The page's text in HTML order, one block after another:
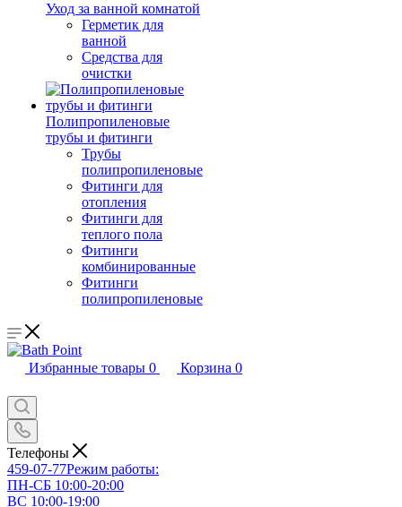
Уход за ванной комнатой
Герметик для
ванной
Средства для
очистки
Полипропиленовые
трубы и фитинги
Трубы
полипропиленовые
Фитинги для
отопления
Фитинги для
теплого пола
Фитинги
комбинированные
Фитинги
полипропиленовые
Избранные товары 0 Корзина 0
Телефоны
459-07-77Режим работы:
ПН-СБ 10:00-20:00
ВС 10:00-19:00